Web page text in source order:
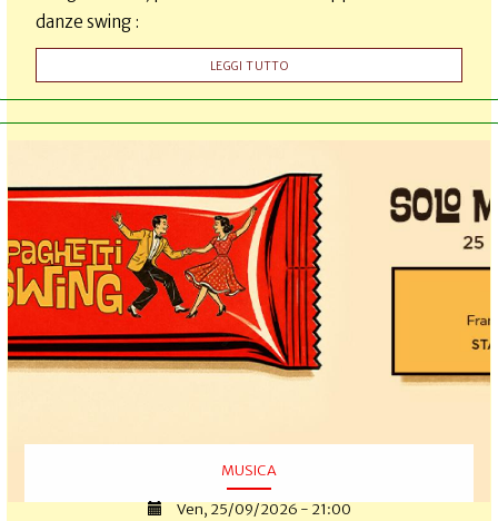
danze swing :
LEGGI TUTTO
MUSICA
Ven, 25/09/2026 - 21:00